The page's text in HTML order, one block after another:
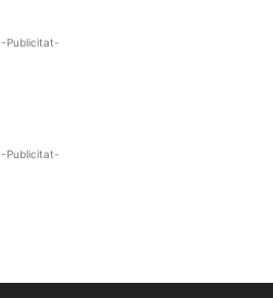
-Publicitat-
-Publicitat-